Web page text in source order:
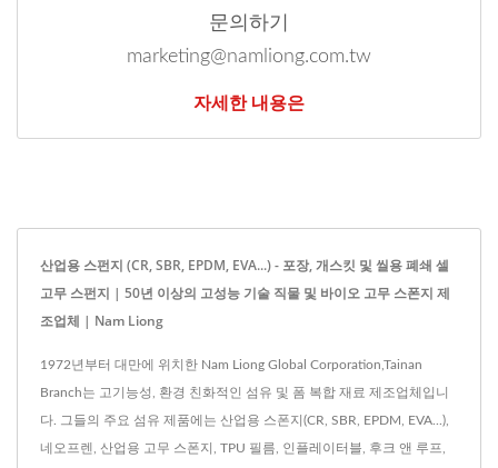
문의하기
marketing@namliong.com.tw
자세한 내용은
산업용 스펀지 (CR, SBR, EPDM, EVA...) - 포장, 개스킷 및 씰용 폐쇄 셀
고무 스펀지 | 50년 이상의 고성능 기술 직물 및 바이오 고무 스폰지 제
조업체 | Nam Liong
1972년부터 대만에 위치한 Nam Liong Global Corporation,Tainan
Branch는 고기능성, 환경 친화적인 섬유 및 폼 복합 재료 제조업체입니
다. 그들의 주요 섬유 제품에는 산업용 스폰지(CR, SBR, EPDM, EVA...),
네오프렌, 산업용 고무 스폰지, TPU 필름, 인플레이터블, 후크 앤 루프,